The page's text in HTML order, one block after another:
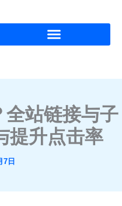
站链接与子
提升点击率
7日